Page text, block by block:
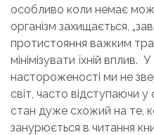
особливо коли немає
організм захищається,
протистояння важким
мінімізувати їхній вплив.
настороженості ми не
світ, часто відступаючи у
стан дуже схожий на те,
занурюється в читання